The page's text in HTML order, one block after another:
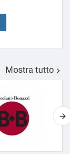
Mostra tutto 